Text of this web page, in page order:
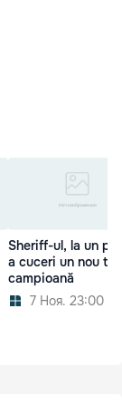
Sheriff-ul, la un
a cuceri un nou
campioană
7 Ноя. 23:00